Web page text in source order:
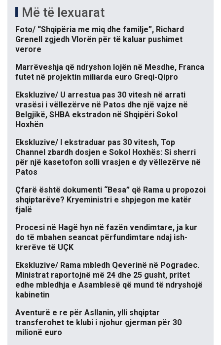
Më të lexuarat
Foto/ “Shqipëria me miq dhe familje”, Richard
Grenell zgjedh Vlorën për të kaluar pushimet
verore
Marrëveshja që ndryshon lojën në Mesdhe, Franca
futet në projektin miliarda euro Greqi-Qipro
Ekskluzive/ U arrestua pas 30 vitesh në arrati
vrasësi i vëllezërve në Patos dhe një vajze në
Belgjikë, SHBA ekstradon në Shqipëri Sokol
Hoxhën
Ekskluzive/ I ekstraduar pas 30 vitesh, Top
Channel zbardh dosjen e Sokol Hoxhës: Si sherri
për një kasetofon solli vrasjen e dy vëllezërve në
Patos
Çfarë është dokumenti “Besa” që Rama u propozoi
shqiptarëve? Kryeministri e shpjegon me katër
fjalë
Procesi në Hagë hyn në fazën vendimtare, ja kur
do të mbahen seancat përfundimtare ndaj ish-
krerëve të UÇK
Ekskluzive/ Rama mbledh Qeverinë në Pogradec.
Ministrat raportojnë më 24 dhe 25 gusht, pritet
edhe mbledhja e Asamblesë që mund të ndryshojë
kabinetin
Aventurë e re për Asllanin, ylli shqiptar
transferohet te klubi i njohur gjerman për 30
milionë euro